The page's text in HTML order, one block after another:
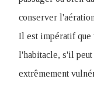
conserver
Il est impératif que
l'habitacle, s'il peut
extrêmement